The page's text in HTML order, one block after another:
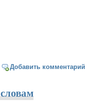
Добавить комментарий